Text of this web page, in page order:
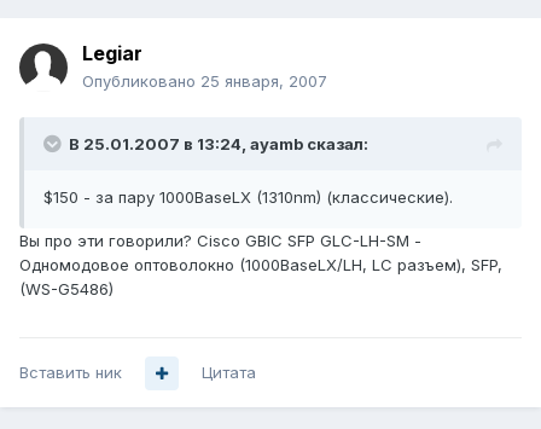
Legiar
Опубликовано 25 января, 2007
В 25.01.2007 в 13:24, ayamb сказал:
$150 - за пару 1000BaseLX (1310nm) (классические).
Вы про эти говорили? Cisco GBIC SFP GLC-LH-SM -
Одномодовое оптоволокно (1000BaseLX/LH, LC разъем), SFP,
(WS-G5486)
Вставить ник Цитата